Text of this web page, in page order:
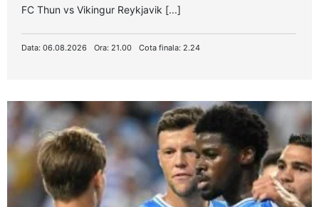
FC Thun vs Vikingur Reykjavik [...]
Data: 06.08.2026 Ora: 21.00 Cota finala: 2.24